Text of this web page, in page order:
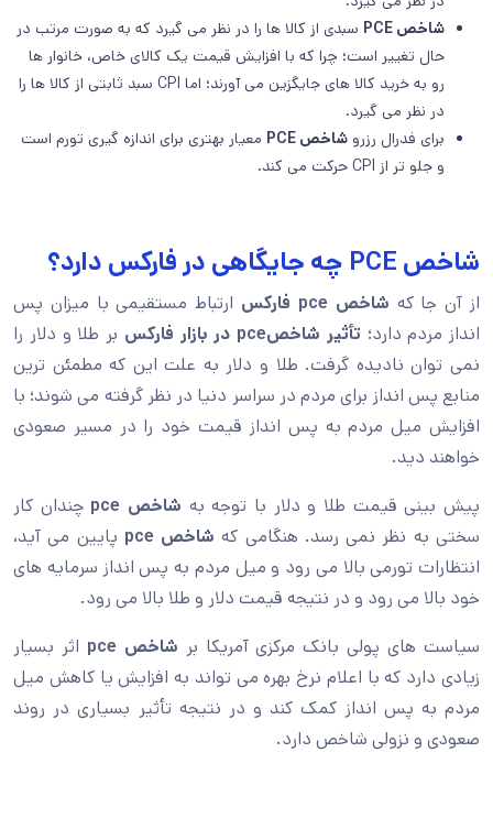
شاخص PCE سبدی از کالا ها را در نظر می گیرد که به صورت مرتب در
حال تغییر است؛ چرا که با افزایش قیمت یک کالای خاص، خانوار ها
رو به خرید کالا های جایگزین می آورند؛ اما CPI سبد ثابتی از کالا ها را
در نظر می گیرد.
برای فدرال رزرو شاخص PCE معیار بهتری برای اندازه گیری تورم است
و جلو تر از CPI حرکت می کند.
شاخص PCE چه جایگاهی در فارکس دارد؟
از آن جا که شاخص pce فارکس ارتباط مستقیمی با میزان پس
انداز مردم دارد؛ تأثیر شاخصpce در بازار فارکس بر طلا و دلار را
نمی توان نادیده گرفت. طلا و دلار به علت این که مطمئن ترین
منابع پس انداز برای مردم در سراسر دنیا در نظر گرفته می شوند؛ با
افزایش میل مردم به پس انداز قیمت خود را در مسیر صعودی
خواهند دید.
پیش بینی قیمت طلا و دلار با توجه به شاخص pce چندان کار
سختی به نظر نمی رسد. هنگامی که شاخص pce پایین می آید،
انتظارات تورمی بالا می رود و میل مردم به پس انداز سرمایه های
خود بالا می رود و در نتیجه قیمت دلار و طلا بالا می رود.
سیاست های پولی بانک مرکزی آمریکا بر شاخص pce اثر بسیار
زیادی دارد که با اعلام نرخ بهره می تواند به افزایش یا کاهش میل
مردم به پس انداز کمک کند و در نتیجه تأثیر بسیاری در روند
صعودی و نزولی شاخص دارد.